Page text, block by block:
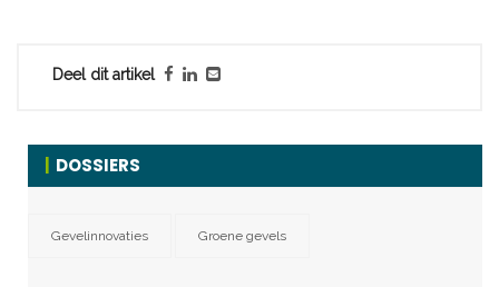
Deel dit artikel
DOSSIERS
Gevelinnovaties Groene gevels